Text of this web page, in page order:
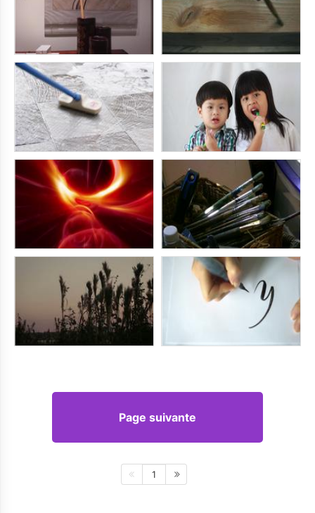
Page suivante
1